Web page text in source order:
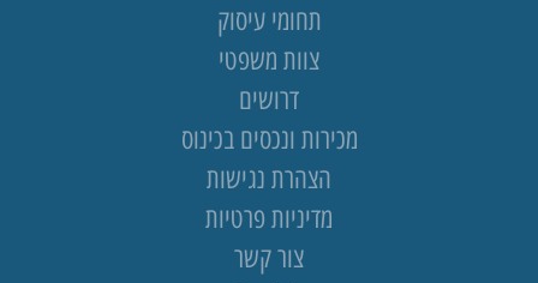
תחומי עיסוק
צוות משפטי
דרושים
מכירות ונכסים בכינוס
הצהרת נגישות
מדיניות פרטיות
צור קשר